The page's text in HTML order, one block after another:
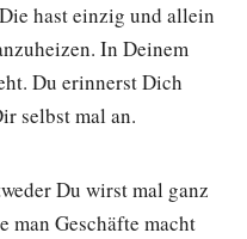
hast einzig und allein
In Deinem
Du erinnerst Dich
selbst mal an.
Du wirst mal ganz
man Geschäfte macht